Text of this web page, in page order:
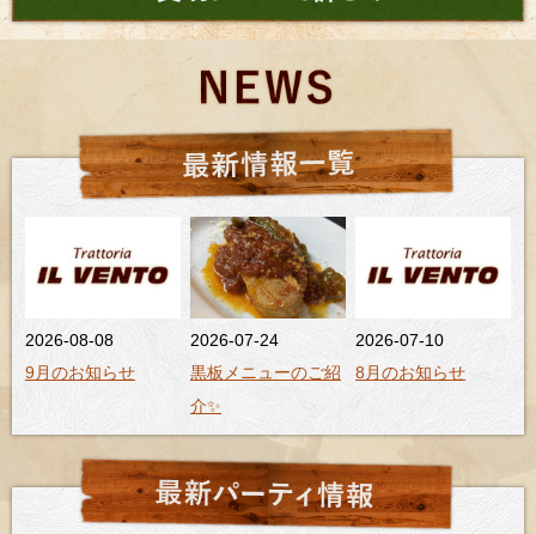
2026-08-08
9月のお知らせ
2026-07-24
黒板メニューのご紹
介✨
2026-07-10
8月のお知らせ